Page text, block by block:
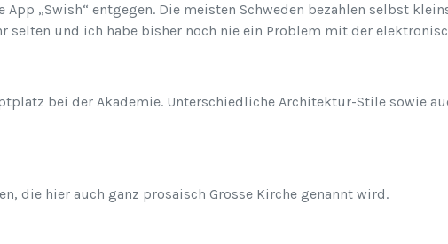
„Swish“ entgegen. Die meisten Schweden bezahlen selbst
selten und ich habe bisher noch nie ein Problem mit der
bei der Akademie. Unterschiedliche Architektur-Stile sowie
die hier auch ganz prosaisch Grosse Kirche genannt wird.